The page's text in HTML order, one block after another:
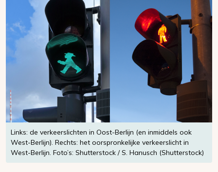
Links: de verkeerslichten in Oost-Berlijn (en inmiddels ook
West-Berlijn). Rechts: het oorspronkelijke verkeerslicht in
West-Berlijn. Foto’s: Shutterstock / S. Hanusch (Shutterstock)